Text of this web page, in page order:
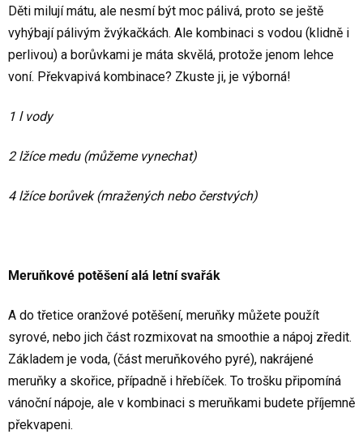
Děti milují mátu, ale nesmí být moc pálivá, proto se ještě
vyhýbají pálivým žvýkačkách. Ale kombinaci s vodou (klidně i
perlivou) a borůvkami je máta skvělá, protože jenom lehce
voní. Překvapivá kombinace? Zkuste ji, je výborná!
1 l vody
2 lžíce medu (můžeme vynechat)
4 lžíce borůvek (mražených nebo čerstvých)
Meruňkové potěšení alá letní svařák
A do třetice oranžové potěšení, meruňky můžete použít
syrové, nebo jich část rozmixovat na smoothie a nápoj zředit.
Základem je voda, (část meruňkového pyré), nakrájené
meruňky a skořice, případně i hřebíček. To trošku připomíná
vánoční nápoje, ale v kombinaci s meruňkami budete příjemně
překvapeni.